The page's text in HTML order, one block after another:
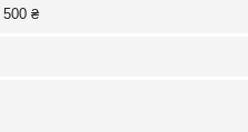
500 ₴